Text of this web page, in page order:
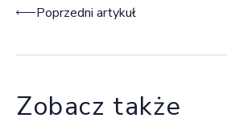
Nawigacja wpisu
Poprzedni artykuł
Zobacz także